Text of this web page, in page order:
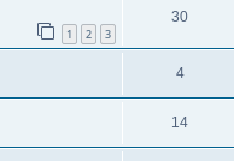
1 2 3
30
4
14